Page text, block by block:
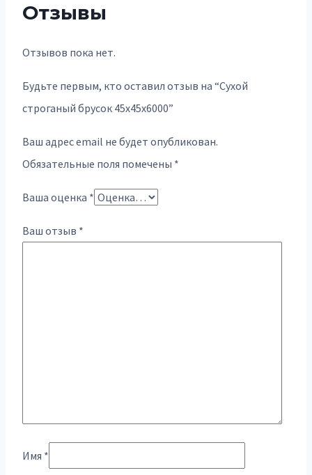
Отзывы
Отзывов пока нет.
Будьте первым, кто оставил отзыв на “Сухой
строганый брусок 45х45х6000”
Ваш адрес email не будет опубликован.
Обязательные поля помечены *
Ваша оценка *
Ваш отзыв *
Имя *